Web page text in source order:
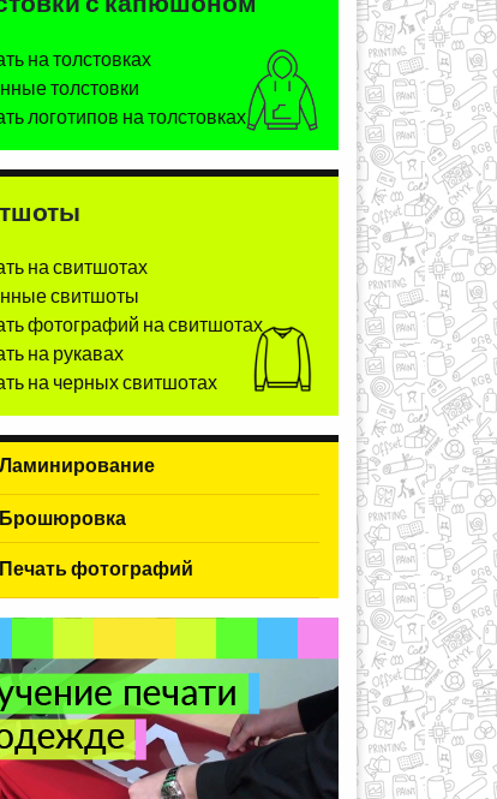
на толстовках
толстовки
логотипов на толстовках
на свитшотах
свитшоты
фотографий на свитшотах
на рукавах
на черных свитшотах
Ламинирование
Брошюровка
Печать фотографий